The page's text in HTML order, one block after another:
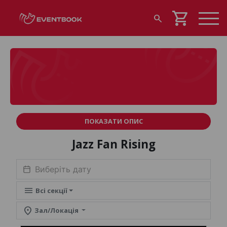
search shopping_cart
ПОКАЗАТИ ОПИС
Jazz Fan Rising
menu Всі секції
location_on Зал/Локація